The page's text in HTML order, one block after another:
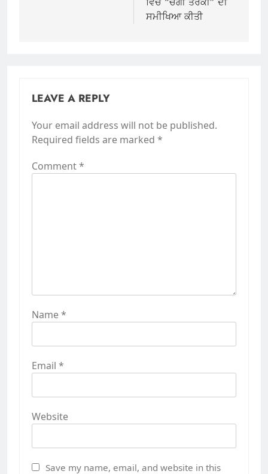
ਸਮੀਖਿਆ ਕੀਤੀ
LEAVE A REPLY
Your email address will not be published.
Required fields are marked *
Comment*
Name*
Email *
Website
Save my name, email, and website in this